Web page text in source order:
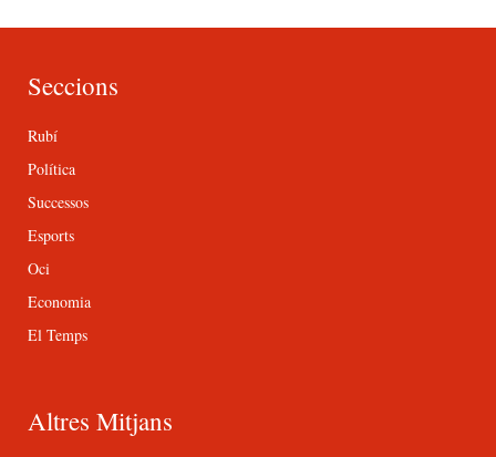
Seccions
Rubí
Política
Successos
Esports
Oci
Economia
El Temps
Altres Mitjans